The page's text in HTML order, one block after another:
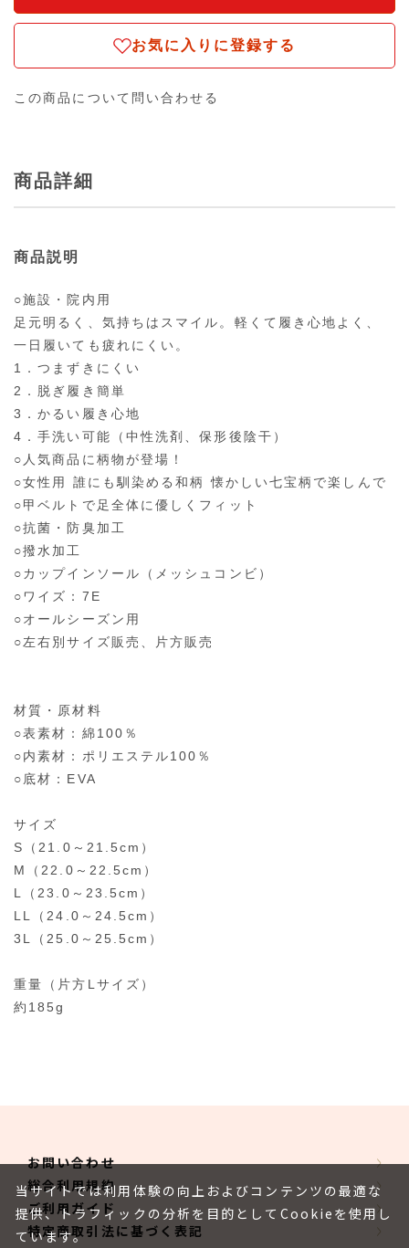
お気に入りに登録する
この商品について問い合わせる
商品詳細
商品説明
○施設・院内用
足元明るく、気持ちはスマイル。軽くて履き心地よく、
一日履いても疲れにくい。
1．つまずきにくい
2．脱ぎ履き簡単
3．かるい履き心地
4．手洗い可能（中性洗剤、保形後陰干）
○人気商品に柄物が登場！
○女性用 誰にも馴染める和柄 懐かしい七宝柄で楽しんで
○甲ベルトで足全体に優しくフィット
○抗菌・防臭加工
○撥水加工
○カップインソール（メッシュコンビ）
○ワイズ：7E
○オールシーズン用
○左右別サイズ販売、片方販売
材質・原材料
○表素材：綿100％
○内素材：ポリエステル100％
○底材：EVA
サイズ
S（21.0～21.5cm）
M（22.0～22.5cm）
L（23.0～23.5cm）
LL（24.0～24.5cm）
3L（25.0～25.5cm）
重量（片方Lサイズ）
約185g
お問い合わせ
総合利用規約
ご利用ガイド
特定商取引法に基づく表記
当サイトでは利用体験の向上およびコンテンツの最適な
提供、トラフィックの分析を目的としてCookieを使用し
ています。